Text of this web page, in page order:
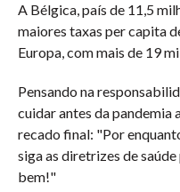
A Bélgica, país de 11,5
maiores taxas per capita
Europa, com mais de 19
Pensando na
cuidar antes da pandemia
recado final: "Por
siga as diretrizes de
bem!"